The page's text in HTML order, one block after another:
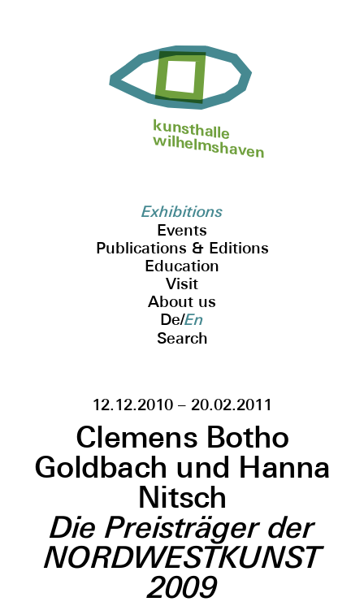
kunsthalle
wilhelmshaven
Exhibitions
Events
Publications & Editions
Education
Visit
About us
De/En
Search
12.12.2010 – 20.02.2011
Clemens Botho
Goldbach und Hanna
Nitsch
Die Preisträger der
NORDWESTKUNST
2009